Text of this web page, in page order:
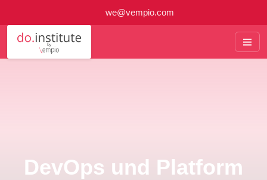
we@vempio.com
DevOps und Platform